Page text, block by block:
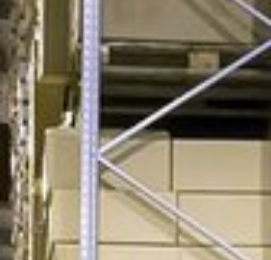
weit zur Arbeit fahren?
Dann haben Sie die Möglichkeit, eine Wohnung auf
dem Gelände anzumieten.
ENERGIEEFFIZIENZ
Wir legen Wert auf niedrige Energiekosten durch
Energieeffizienzanlage, LED Beleuchtung, moderne
Elektroanlagen, effiziente Pumpen und
ein effizientes Heizssystem.